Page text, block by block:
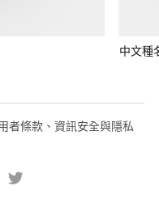
中文種
者條款、資訊安全與隱私